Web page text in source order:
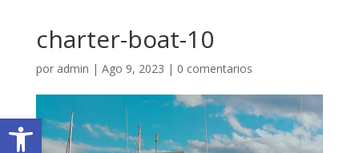
Abrir barra de herramientas
charter-boat-10
por admin | Ago 9, 2023 | 0 comentarios